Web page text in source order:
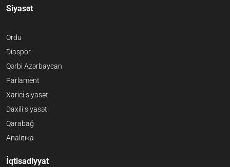
Siyasət
Ordu
Diaspor
Qərbi Azərbaycan
Parlament
Xarici siyasət
Daxili siyasət
Qarabağ
Analitika
İqtisadiyyat